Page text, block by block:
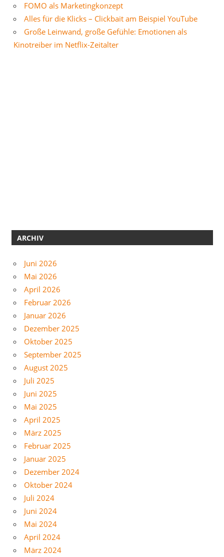
FOMO als Marketingkonzept
Alles für die Klicks – Clickbait am Beispiel YouTube
Große Leinwand, große Gefühle: Emotionen als
Kinotreiber im Netflix-Zeitalter
ARCHIV
Juni 2026
Mai 2026
April 2026
Februar 2026
Januar 2026
Dezember 2025
Oktober 2025
September 2025
August 2025
Juli 2025
Juni 2025
Mai 2025
April 2025
März 2025
Februar 2025
Januar 2025
Dezember 2024
Oktober 2024
Juli 2024
Juni 2024
Mai 2024
April 2024
März 2024